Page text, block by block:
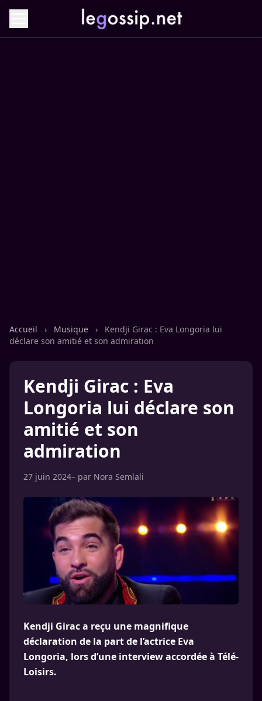
Accueil › Musique ›
Kendji Girac : Eva Longoria lui
déclare son amitié et son admiration
Kendji Girac : Eva
Longoria lui déclare son
amitié et son
admiration
27 juin 2024– par Nora Semlali
Kendji Girac a reçu une magnifique
déclaration de la part de l’actrice Eva
Longoria, lors d’une interview accordée à Télé-
Loisirs.